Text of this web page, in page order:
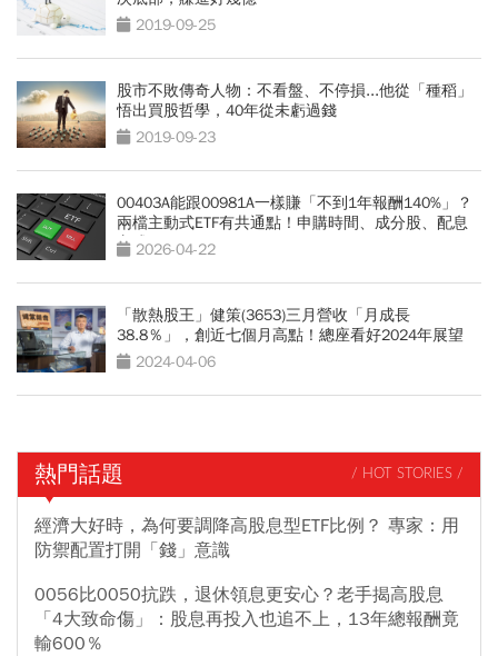
2019-09-25
股市不敗傳奇人物：不看盤、不停損...他從「種稻」
悟出買股哲學，40年從未虧過錢
2019-09-23
00403A能跟00981A一樣賺「不到1年報酬140%」？
兩檔主動式ETF有共通點！申購時間、成分股、配息
方式2026-04-22
「散熱股王」健策(3653)三月營收「月成長
38.8％」，創近七個月高點！總座看好2024年展望
2024-04-06
熱門話題 / HOT STORIES /
經濟大好時，為何要調降高股息型ETF比例？ 專家：用
防禦配置打開「錢」意識
0056比0050抗跌，退休領息更安心？老手揭高股息
「4大致命傷」：股息再投入也追不上，13年總報酬竟
輸600％